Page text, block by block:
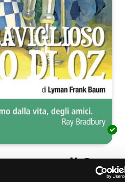
mago di Oz